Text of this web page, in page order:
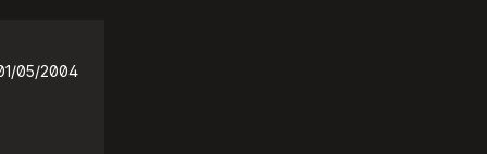
05/2004